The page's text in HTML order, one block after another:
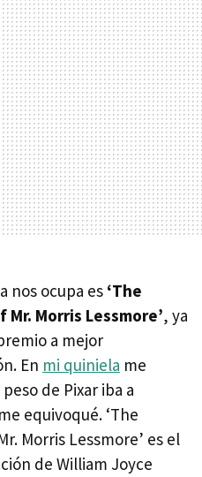
nos ocupa es ‘The
Morris Lessmore’, ya
a mejor
En mi quiniela me
de Pixar iba a
equivoqué. ‘The
Morris Lessmore’ es el
de William Joyce